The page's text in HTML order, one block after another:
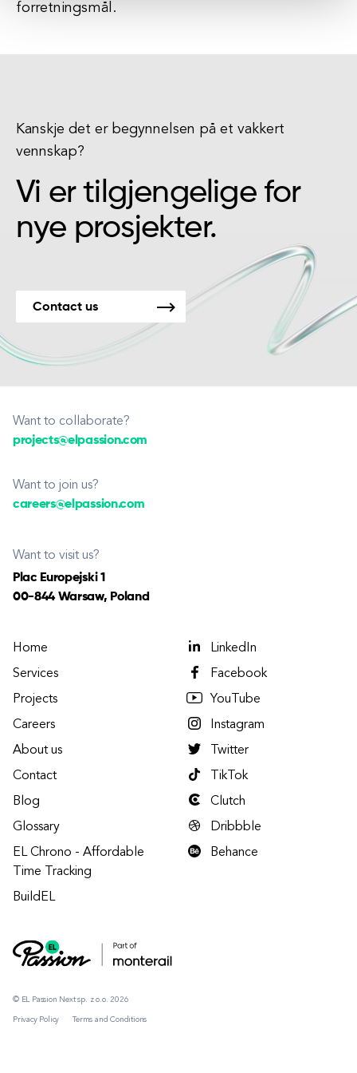
forretningsmål.
Kanskje det er begynnelsen på et vakkert
vennskap?
Vi er tilgjengelige for
nye prosjekter.
Contact us
Want to collaborate?
projects@elpassion.com
Want to join us?
careers@elpassion.com
Want to visit us?
Plac Europejski 1
00-844 Warsaw, Poland
© EL Passion Next sp. z o.o. 2026
Privacy Policy Terms and Conditions
Home
Services
Projects
Careers
About us
Contact
Blog
Glossary
EL Chrono - Affordable
Time Tracking
BuildEL
LinkedIn
Facebook
YouTube
Instagram
Twitter
TikTok
Clutch
Dribbble
Behance